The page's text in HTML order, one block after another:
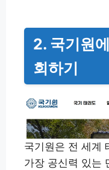
2. 국기원
회하기
국기원은 전 세계
가장 공신력 있는